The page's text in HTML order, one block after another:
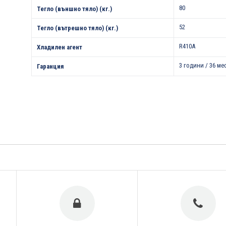
Тегло (външно тяло) (кг.) 80
Тегло (вътрешно тяло) (кг.) 52
Хладилен агент R410A
Гаранция 3 години / 36